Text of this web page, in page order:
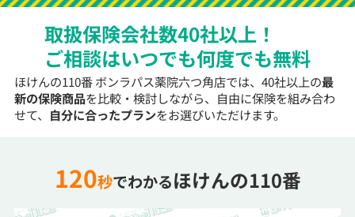
取扱保険会社数40社以上！
ご相談はいつでも何度でも無料
ほけんの110番 ボンラパス薬院六つ角店では、40社以上の最
新の保険商品を比較・検討しながら、自由に保険を組み合わ
せて、 自分に合ったプランをお選びいただけます。
120秒でわかるほけんの110番